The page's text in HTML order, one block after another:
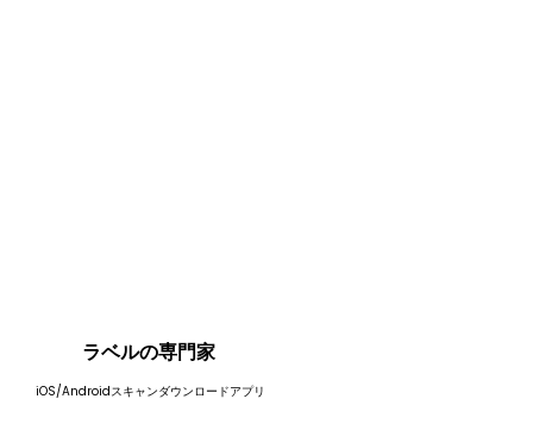
ラベルの専門家
iOS/Androidスキャンダウンロードアプリ